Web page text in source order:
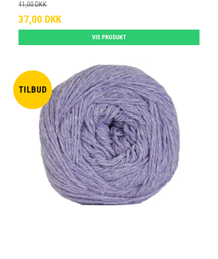
41,00 DKK
37,00 DKK
VIS PRODUKT
TILBUD